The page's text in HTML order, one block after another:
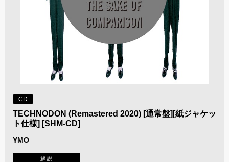
CD
TECHNODON (Remastered 2020) [通常盤][紙ジャケッ
ト仕様] [SHM-CD]
YMO
解 説